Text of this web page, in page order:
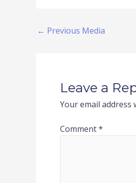
← Previous Media
Leave a
Your email address
Comment*